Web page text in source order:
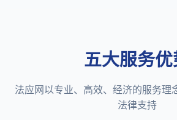
五大服务
法应网以专业、高效、经济的服务理
法律支持